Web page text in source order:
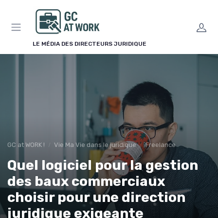
LE MÉDIA DES DIRECTEURS JURIDIQUE
GC at WORK ! Vie Ma Vie dans le juridique Freelance
Quel logiciel pour la gestion
des baux commerciaux
choisir pour une direction
juridique exigeante